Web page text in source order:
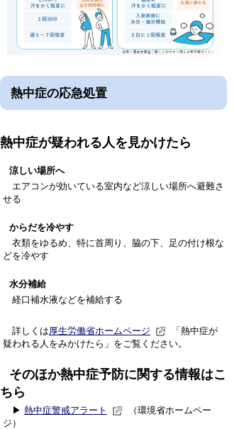
熱中症の応急処置
熱中症が疑われる人を見かけたら
涼しい場所へ
エアコンが効いている室内など涼しい場所へ避難さ
せる
からだを冷やす
衣類をゆるめ、特に首周り、脇の下、足の付け根な
どを冷やす
水分補給
経口補水液などを補給する
詳しくは厚生労働省ホームページ
「熱中症が
疑われる人をみかけたら」をご覧ください。
そのほか熱中症予防に関する情報はこ
ちら
▶ 熱中症警戒アラート
（環境省ホームペー
ジ）